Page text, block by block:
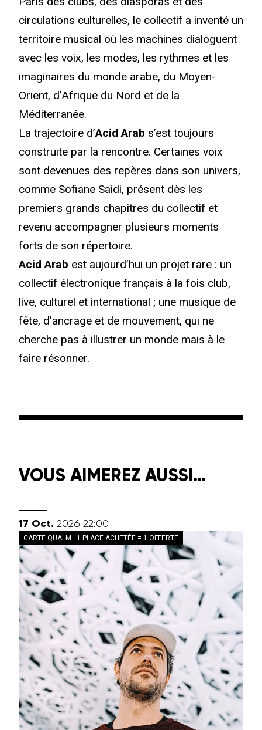
circulations culturelles, le collectif a inventé un
territoire musical où les machines dialoguent
avec les voix, les modes, les rythmes et les
imaginaires du monde arabe, du Moyen-
Orient, d’Afrique du Nord et de la
Méditerranée.
La trajectoire d’Acid Arab s’est toujours
construite par la rencontre. Certaines voix
sont devenues des repères dans son univers,
comme Sofiane Saidi, présent dès les
premiers grands chapitres du collectif et
revenu accompagner plusieurs moments
forts de son répertoire.
Acid Arab est aujourd’hui un projet rare : un
collectif électronique français à la fois club,
live, culturel et international ; une musique de
fête, d’ancrage et de mouvement, qui ne
cherche pas à illustrer un monde mais à le
faire résonner.
VOUS AIMEREZ AUSSI…
17 octobre
Oct. 2026 22:00
CARTE QUAI M : 1 PLACE ACHETÉE = 1 OFFERTE